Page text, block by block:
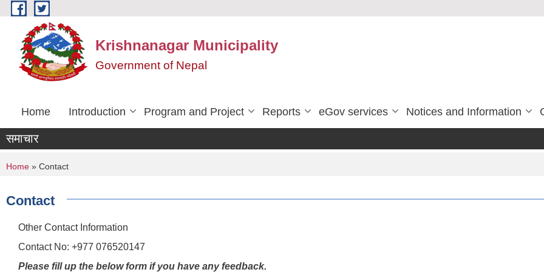
Skip to main content
Krishnanagar Municipality
Government of Nepal
Home Introduction Program and Project Reports eGov services Notices and Information
समाचार
You are here
Home » Contact
Contact
Other Contact Information
Contact No: +977 076520147
Please fill up the below form if you have any feedback.